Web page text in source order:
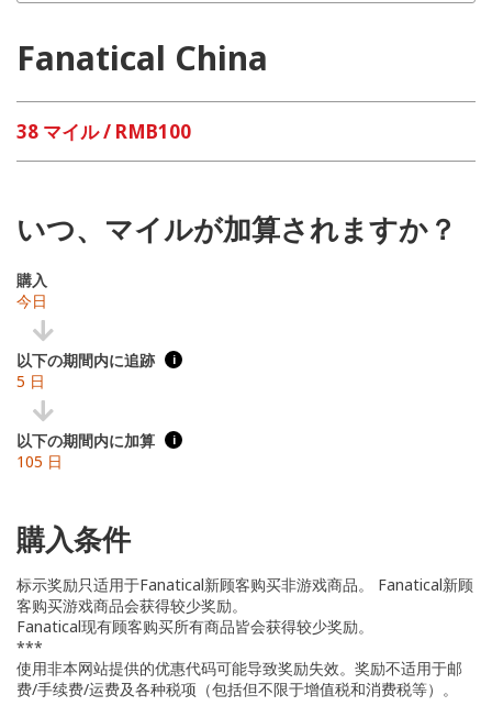
Fanatical China
38 マイル / RMB100
いつ、マイルが加算されますか？
購入
今日
以下の期間内に追跡 i
5 日
以下の期間内に加算 i
105 日
購入条件
标示奖励只适用于Fanatical新顾客购买非游戏商品。 Fanatical新顾
客购买游戏商品会获得较少奖励。
Fanatical现有顾客购买所有商品皆会获得较少奖励。
***
使用非本网站提供的优惠代码可能导致奖励失效。奖励不适用于邮
费/手续费/运费及各种税项（包括但不限于增值税和消费税等）。